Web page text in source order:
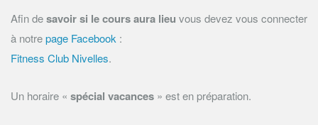
Afin desavoir si le cours aura lieu vous devez vous connecter
à notrepage Facebook :
Fitness Club Nivelles.
Un horaire « spécial vacances » est en préparation.